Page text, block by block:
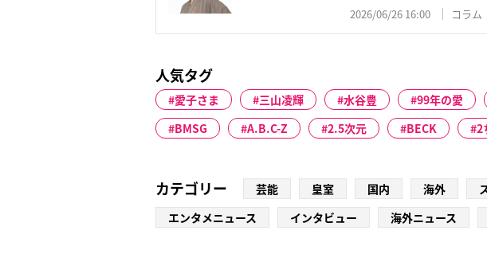
2026/06/26 16:00 コラム
人気タグ
愛子さま 三山凌輝 水谷豊 99年の愛
BMSG
A.B.C-Z 2.5次元 BECK 2
カテゴリー 芸能 皇室 国内 海外
エンタメニュース
インタビュー 海外ニュース